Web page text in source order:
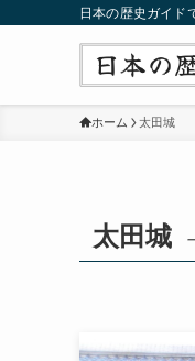
日本の歴史ガイド
ホーム 太田城
太田城